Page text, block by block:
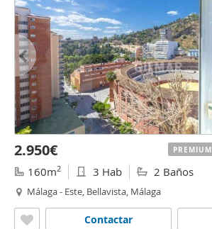
2.950€
160m2 3 Hab 2 Baños
Málaga - Este, Bellavista, Málaga
Contactar
PREMIUM